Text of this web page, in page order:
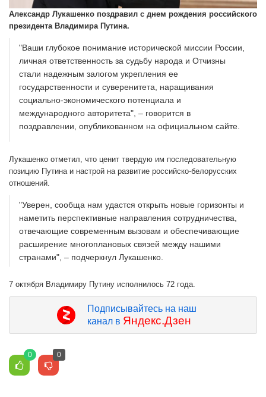
Александр Лукашенко поздравил с днем рождения российского
президента Владимира Путина.
"Ваши глубокое понимание исторической миссии России,
личная ответственность за судьбу народа и Отчизны
стали надежным залогом укрепления ее
государственности и суверенитета, наращивания
социально-экономического потенциала и
международного авторитета", – говорится в
поздравлении, опубликованном на официальном сайте.
Лукашенко отметил, что ценит твердую им последовательную
позицию Путина и настрой на развитие российско-белорусских
отношений.
"Уверен, сообща нам удастся открыть новые горизонты и
наметить перспективные направления сотрудничества,
отвечающие современным вызовам и обеспечивающие
расширение многоплановых связей между нашими
странами", – подчеркнул Лукашенко.
7 октября Владимиру Путину исполнилось 72 года.
Подписывайтесь на наш
канал в Яндекс.Дзен
0 0